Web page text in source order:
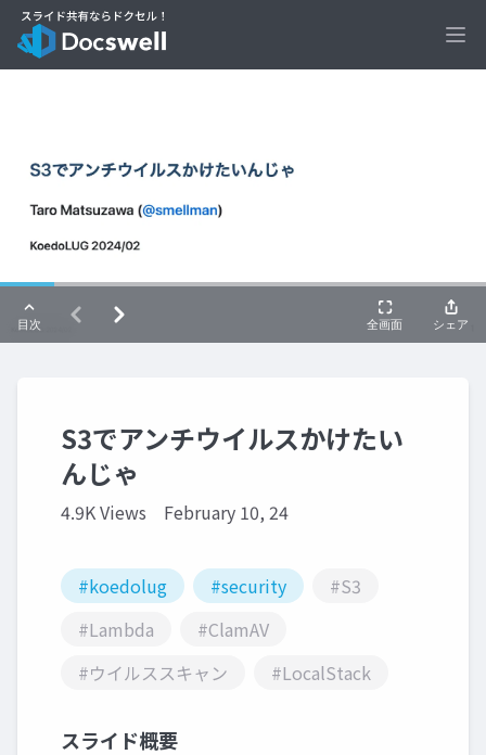
S3でアンチウイルスかけたい
んじゃ
4.9K Views February 10, 24
#koedolug #security
#S3
#Lambda
#ClamAV
#ウイルススキャン
#LocalStack
スライド概要